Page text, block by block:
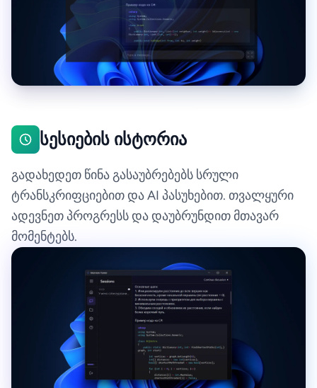
სესიების ისტორია
გადახედეთ წინა გასაუბრებებს სრული
ტრანსკრიფციებით და AI პასუხებით. თვალყური
ადევნეთ პროგრესს და დაუბრუნდით მთავარ
მომენტებს.